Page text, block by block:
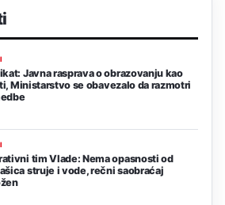
Javna rasprava o obrazovanju kao
Ministarstvo se obavezalo da razmotri
tim Vlade: Nema opasnosti od
struje i vode, rečni saobraćaj